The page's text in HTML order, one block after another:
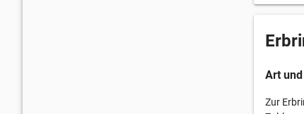
Art
Zur